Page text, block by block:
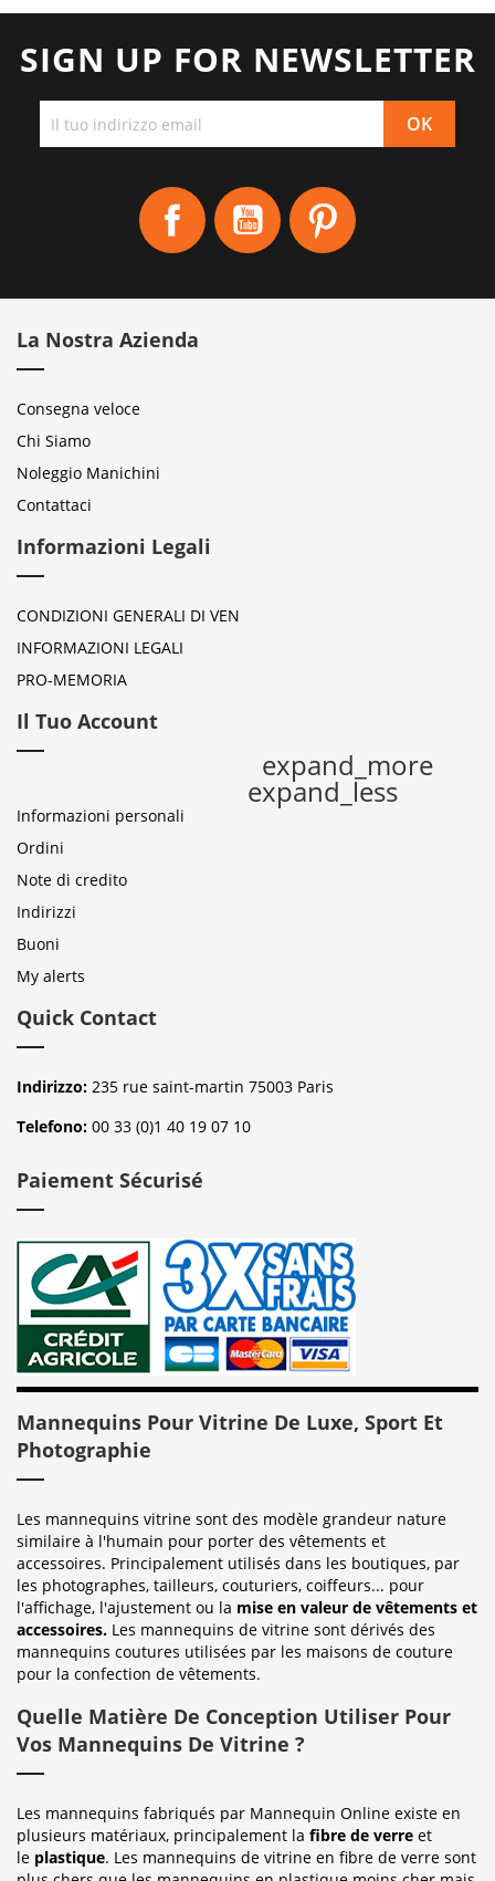
SIGN UP FOR NEWSLETTER
Facebook YouTube
La Nostra Azienda
Consegna veloce
Chi Siamo
Noleggio Manichini
Contattaci
Informazioni Legali
CONDIZIONI GENERALI DI VEN
INFORMAZIONI LEGALI
PRO-MEMORIA
Il Tuo Account
expand_more
expand_less
Informazioni personali
Ordini
Note di credito
Indirizzi
Buoni
My alerts
Quick Contact
Indirizzo: 235 rue saint-martin 75003 Paris
Telefono: 00 33 (0)1 40 19 07 10
Paiement Sécurisé
Mannequins Pour Vitrine De Luxe, Sport Et
Photographie
Les mannequins vitrine sont des modèle grandeur nature
similaire à l'humain pour porter des vêtements et
accessoires. Principalement utilisés dans les boutiques, par
les photographes, tailleurs, couturiers, coiffeurs... pour
l'affichage, l'ajustement ou la mise en valeur de vêtements et
accessoires. Les mannequins de vitrine sont dérivés des
mannequins coutures utilisées par les maisons de couture
pour la confection de vêtements.
Quelle Matière De Conception Utiliser Pour
Vos Mannequins De Vitrine ?
Les mannequins fabriqués par Mannequin Online existe en
plusieurs matériaux, principalement la fibre de verre et
le plastique. Les mannequins de vitrine en fibre de verre sont